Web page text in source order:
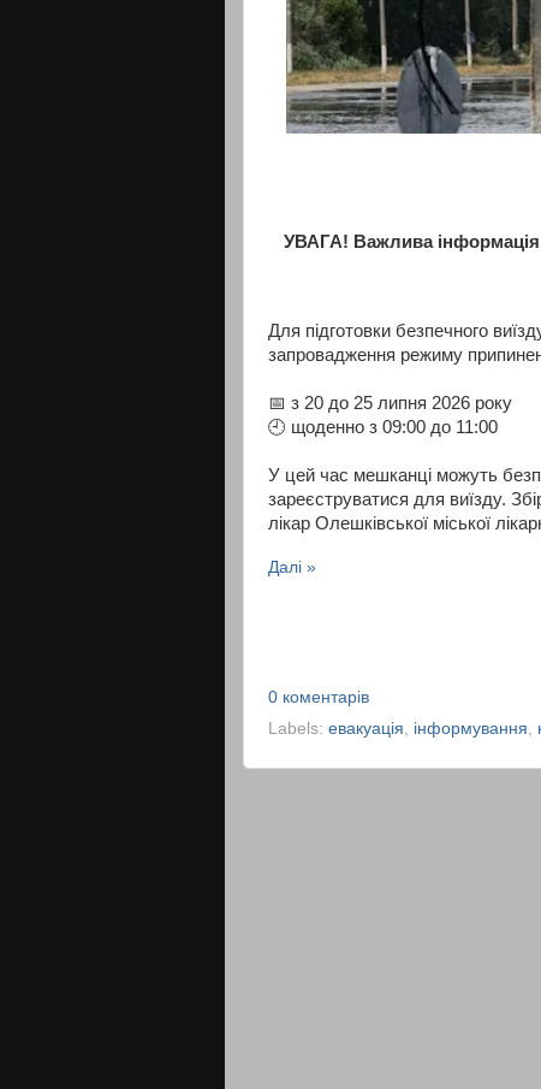
УВАГА! Важлива
Для підготовки безпечного
запровадження режиму
📅 з 20 до 25 липня 2026 року
🕘 щоденно з 09:00 до 11:00
У цей час мешканці можуть
зареєструватися для виїзду.
лікар Олешківської міської
Далі »
0 коментарів
Labels: евакуація, інформування,